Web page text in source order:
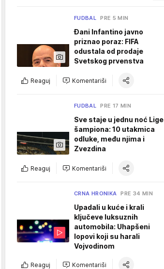
FUDBAL PRE 5 MIN
Đani Infantino javno
priznao poraz: FIFA
odustala od prodaje
Svetskog prvenstva
Reaguj Komentariši
FUDBAL PRE 17 MIN
Sve staje u jednu noć Lige
šampiona: 10 utakmica
odluke, među njima i
Zvezdina
Reaguj Komentariši
CRNA HRONIKA PRE 34 MIN
Upadali u kuće i krali
ključeve luksuznih
automobila: Uhapšeni
lopovi koji su harali
Vojvodinom
Reaguj Komentariši